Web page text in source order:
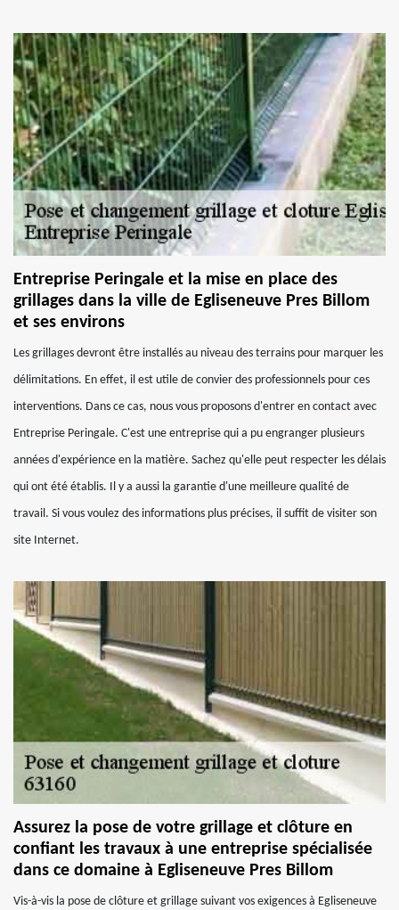
Entreprise Peringale et la mise en place des
grillages dans la ville de Egliseneuve Pres Billom
et ses environs
Les grillages devront être installés au niveau des terrains pour marquer les
délimitations. En effet, il est utile de convier des professionnels pour ces
interventions. Dans ce cas, nous vous proposons d'entrer en contact avec
Entreprise Peringale. C'est une entreprise qui a pu engranger plusieurs
années d'expérience en la matière. Sachez qu'elle peut respecter les délais
qui ont été établis. Il y a aussi la garantie d'une meilleure qualité de
travail. Si vous voulez des informations plus précises, il suffit de visiter son
site Internet.
Assurez la pose de votre grillage et clôture en
confiant les travaux à une entreprise spécialisée
dans ce domaine à Egliseneuve Pres Billom
Vis-à-vis la pose de clôture et grillage suivant vos exigences à Egliseneuve